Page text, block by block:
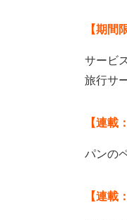
【期間
サービ
旅行サ
【連
パンの
【連載